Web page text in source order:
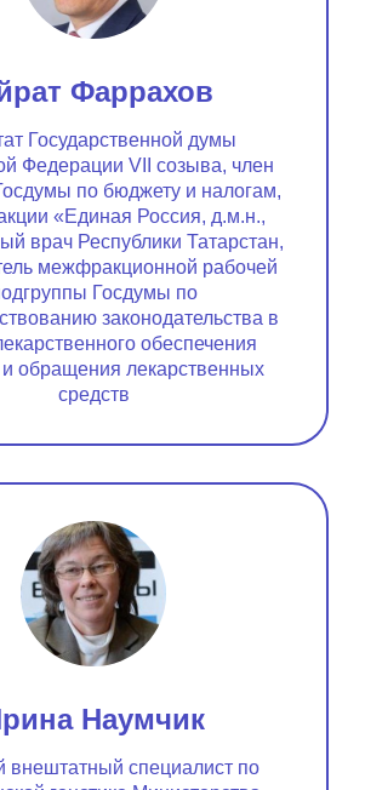
Фаррахов
Государственной думы
Федерации VII созыва, член
по бюджету и налогам,
«Единая Россия, д.м.н.,
врач Республики Татарстан,
межфракционной рабочей
Госдумы по
законодательства в
обеспечения
обращения лекарственных
средств
Наумчик
внештатный специалист по